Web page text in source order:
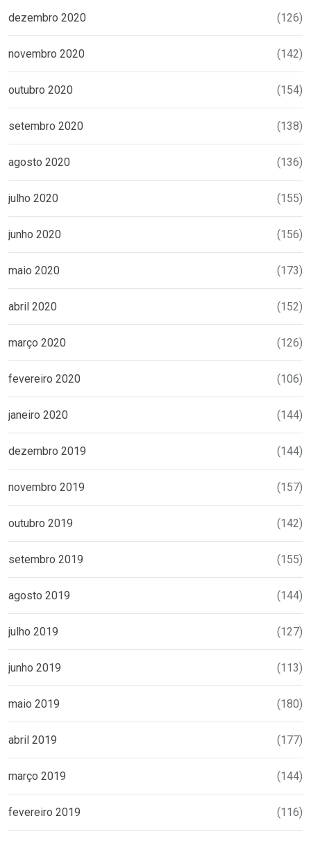
dezembro 2020 (126)
novembro 2020 (142)
outubro 2020 (154)
setembro 2020 (138)
agosto 2020 (136)
julho 2020 (155)
junho 2020 (156)
maio 2020 (173)
abril 2020 (152)
março 2020 (126)
fevereiro 2020 (106)
janeiro 2020 (144)
dezembro 2019 (144)
novembro 2019 (157)
outubro 2019 (142)
setembro 2019 (155)
agosto 2019 (144)
julho 2019 (127)
junho 2019 (113)
maio 2019 (180)
abril 2019 (177)
março 2019 (144)
fevereiro 2019 (116)